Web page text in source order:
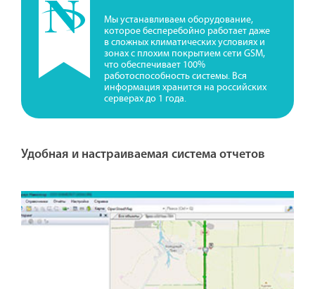
Мы устанавливаем оборудование,
которое бесперебойно работает даже
в сложных климатических условиях и
зонах с плохим покрытием сети GSM,
что обеспечивает 100%
работоспособность системы. Вся
информация хранится на российских
серверах до 1 года.
Удобная и настраиваемая система отчетов